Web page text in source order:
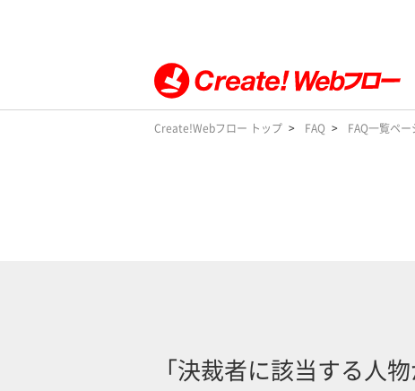
Create!Webフロー トップ FAQ FAQ一覧ペー
「決裁者に該当する人